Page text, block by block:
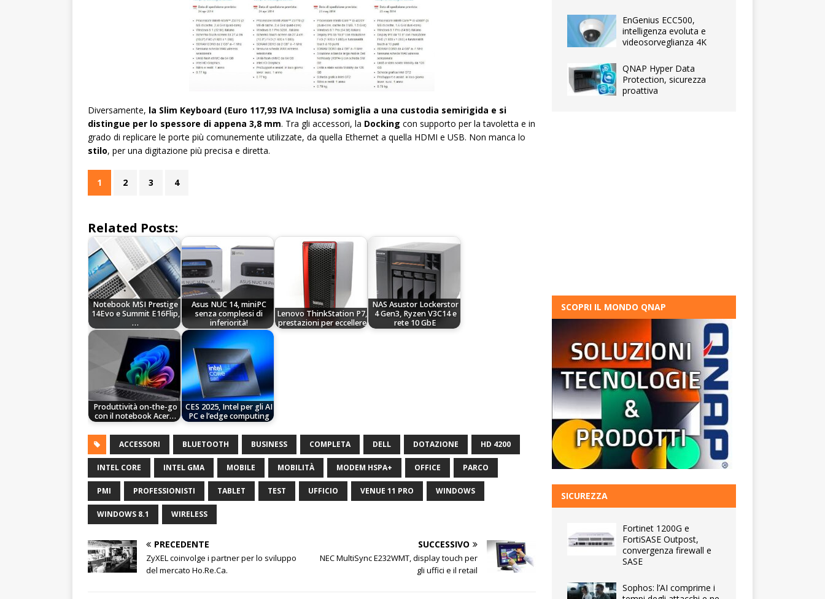
Diversamente, la Slim Keyboard (Euro 117,93 IVA Inclusa) somiglia a una custodia semirigida e si
distingue per lo spessore di appena 3,8 mm. Tra gli accessori, la Docking con supporto per la tavoletta e in
grado di replicare le porte più comunemente utilizzate, da quella Ethernet a quella HDMI e USB. Non manca lo
stilo, per una digitazione più precisa e diretta.
1 2 3 4
Related Posts:
Notebook MSI Prestige
14Evo e Summit E16Flip,
…
Asus NUC 14, miniPC
senza complessi di
inferiorità!
Lenovo ThinkStation P7,
prestazioni per eccellere
NAS Asustor Lockerstor
4 Gen3, Ryzen V3C14 e
rete 10 GbE
Produttività on-the-go
con il notebook Acer…
CES 2025, Intel per gli AI
PC e l’edge computing
ACCESSORI BLUETOOTH BUSINESS COMPLETA DELL DOTAZIONE HD 4200
INTEL CORE INTEL GMA MOBILE MOBILITÀ MODEM HSPA+ OFFICE PARCO
PMI PROFESSIONISTI TABLET TEST UFFICIO VENUE 11 PRO WINDOWS
WINDOWS 8.1 WIRELESS
PRECEDENTE
ZyXEL coinvolge i partner per lo sviluppo
del mercato Ho.Re.Ca.
SUCCESSIVO
NEC MultiSync E232WMT, display touch per
gli uffici e il retail
EnGenius ECC500,
intelligenza evoluta e
videosorveglianza 4K
QNAP Hyper Data
Protection, sicurezza
proattiva
SCOPRI IL MONDO QNAP
SICUREZZA
Fortinet 1200G e
FortiSASE Outpost,
convergenza firewall e
SASE
Sophos: l’AI comprime i